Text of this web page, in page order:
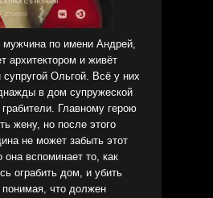
мужчина по имени Андрей,
архитектором и живёт
супругой Ольгой. Всё у них
в дом супружеской
Главному герою
жену, но после этого
не может забыть этот
вспоминает то, как
ограбить дом, и убить
что должен